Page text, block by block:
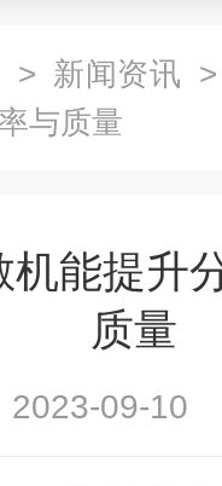
> 新闻资讯
与质量
机能提升
质量
2023-09-